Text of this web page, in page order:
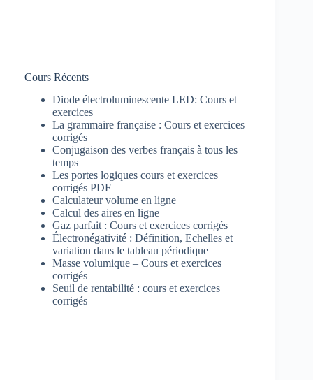
Cours Récents
Diode électroluminescente LED: Cours et
exercices
La grammaire française : Cours et exercices
corrigés
Conjugaison des verbes français à tous les
temps
Les portes logiques cours et exercices
corrigés PDF
Calculateur volume en ligne
Calcul des aires en ligne
Gaz parfait : Cours et exercices corrigés
Électronégativité : Définition, Echelles et
variation dans le tableau périodique
Masse volumique – Cours et exercices
corrigés
Seuil de rentabilité : cours et exercices
corrigés